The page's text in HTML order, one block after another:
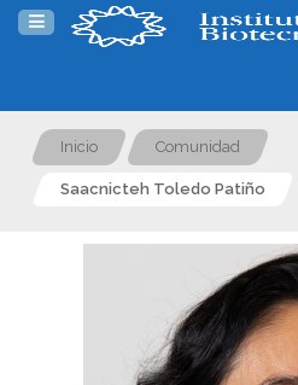
Inicio Comunidad
Saacnicteh Toledo Patiño